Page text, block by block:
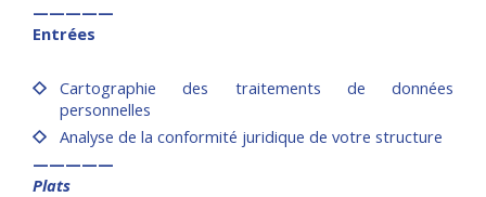
—————
Entrées
Cartographie des traitements de données
personnelles
Analyse de la conformité juridique de votre structure
—————
Plats